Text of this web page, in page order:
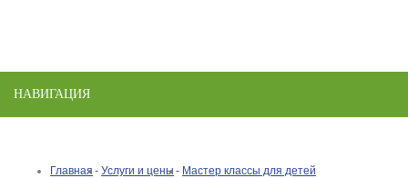
НАВИГАЦИЯ
Главная Услуги и цены
Мастер классы для детей